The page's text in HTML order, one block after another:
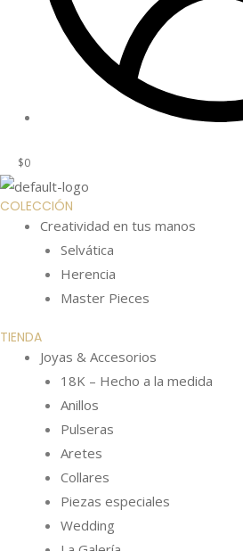
$0
COLECCIÓN
Creatividad en tus manos
Selvática
Herencia
Master Pieces
TIENDA
Joyas & Accesorios
18K – Hecho a la medida
Anillos
Pulseras
Aretes
Collares
Piezas especiales
Wedding